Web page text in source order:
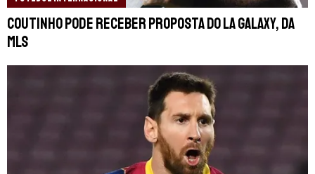
Coutinho pode receber proposta do LA Galaxy, da
MLS